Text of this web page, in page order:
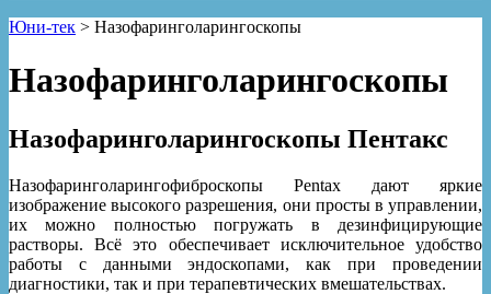
Юни-тек > Назофаринголарингоскопы
Назофаринголарингоскопы
Назофаринголарингоскопы Пентакс
Назофаринголарингофиброскопы Pentax дают яркие
изображение высокого разрешения, они просты в управлении,
их можно полностью погружать в дезинфицирующие
растворы. Всё это обеспечивает исключительное удобство
работы с данными эндоскопами, как при проведении
диагностики, так и при терапевтических вмешательствах.